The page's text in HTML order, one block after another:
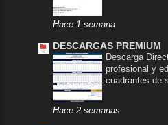
Hace 1 semana
DESCARGAS PREMIUM
Descarga
profesional y
cuadrantes de
Hace 2 semanas